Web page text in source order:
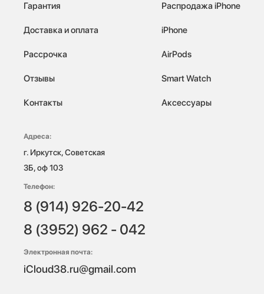
Гарантия
Доставка и оплата
Рассрочка
Отзывы
Контакты
Распродажа iPhone
iPhone
AirPods
Smart Watch
Аксессуары
Адреса:
г. Иркутск, Советская
3Б, оф 103
Телефон:
8 (914) 926-20-42
8 (3952) 962 - 042
Электронная почта:
iCloud38.ru@gmail.com